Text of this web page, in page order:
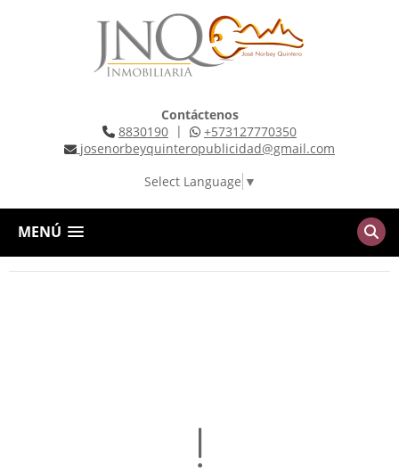
Contáctenos
8830190 |
+573127770350
josenorbeyquinteropublicidad@gmail.com
Select Language ▼
MENÚ